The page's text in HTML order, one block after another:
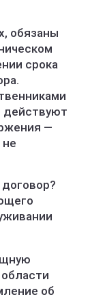
обязаны
срока
действуют
—
не
об